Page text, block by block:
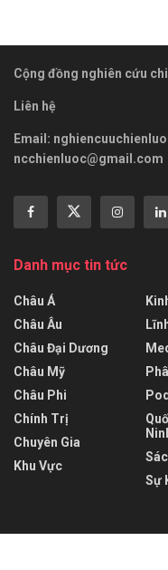
Cộng đồng nghiên cứu
Liên hệ
Email:
ncchienluoc@gmail.com
Danh mục tin tức
Châu Á
Châu Âu
Châu Đại Dương
Châu Mỹ
Châu Phi
Chính Trị
Chuyên Gia
Khu Vực
Sự